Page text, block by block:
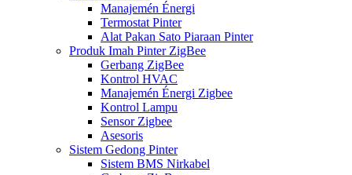
Manajemén Énergi
Termostat Pinter
Alat Pakan Sato Piaraan Pinter
Produk Imah Pinter ZigBee
Gerbang ZigBee
Kontrol HVAC
Manajemén Énergi Zigbee
Kontrol Lampu
Sensor Zigbee
Asesoris
Sistem Gedong Pinter
Sistem BMS Nirkabel